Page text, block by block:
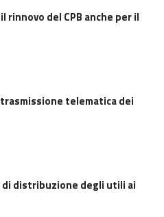
rinnovo del CPB anche per il
telematica dei
distribuzione degli utili ai